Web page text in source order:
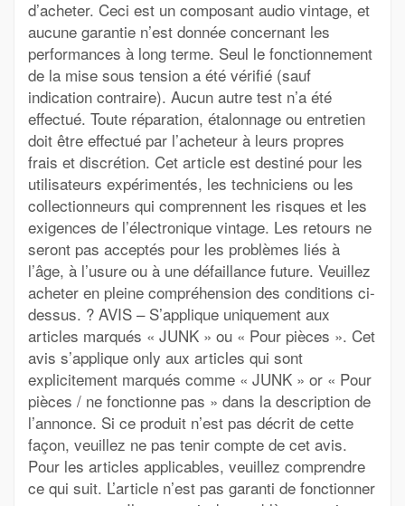
d’acheter. Ceci est un composant audio vintage, et
aucune garantie n’est donnée concernant les
performances à long terme. Seul le fonctionnement
de la mise sous tension a été vérifié (sauf
indication contraire). Aucun autre test n’a été
effectué. Toute réparation, étalonnage ou entretien
doit être effectué par l’acheteur à leurs propres
frais et discrétion. Cet article est destiné pour les
utilisateurs expérimentés, les techniciens ou les
collectionneurs qui comprennent les risques et les
exigences de l’électronique vintage. Les retours ne
seront pas acceptés pour les problèmes liés à
l’âge, à l’usure ou à une défaillance future. Veuillez
acheter en pleine compréhension des conditions ci-
dessus. ? AVIS – S’applique uniquement aux
articles marqués « JUNK » ou « Pour pièces ». Cet
avis s’applique only aux articles qui sont
explicitement marqués comme « JUNK » or « Pour
pièces / ne fonctionne pas » dans la description de
l’annonce. Si ce produit n’est pas décrit de cette
façon, veuillez ne pas tenir compte de cet avis.
Pour les articles applicables, veuillez comprendre
ce qui suit. L’article n’est pas garanti de fonctionner